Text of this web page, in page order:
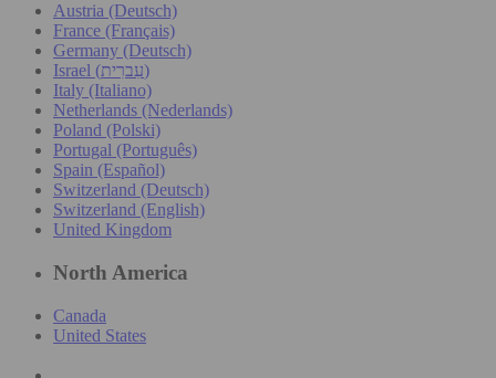
Austria (Deutsch)
France (Français)
Germany (Deutsch)
Israel (עִברִית)
Italy (Italiano)
Netherlands (Nederlands)
Poland (Polski)
Portugal (Português)
Spain (Español)
Switzerland (Deutsch)
Switzerland (English)
United Kingdom
North America
Canada
United States